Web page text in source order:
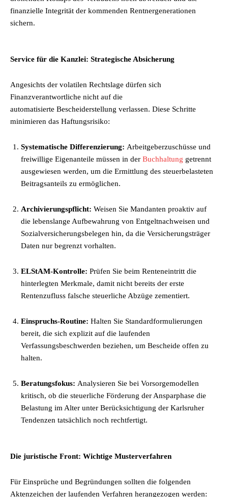
finanzielle Integrität der kommenden Rentnergenerationen
sichern.
Service für die Kanzlei: Strategische Absicherung
Angesichts der volatilen Rechtslage dürfen sich
Finanzverantwortliche nicht auf die
automatisierte Bescheiderstellung verlassen. Diese Schritte
minimieren das Haftungsrisiko:
Systematische Differenzierung: Arbeitgeberzuschüsse und
freiwillige Eigenanteile müssen in der Buchhaltung getrennt
ausgewiesen werden, um die Ermittlung des steuerbelasteten
Beitragsanteils zu ermöglichen.
Archivierungspflicht: Weisen Sie Mandanten proaktiv auf
die lebenslange Aufbewahrung von Entgeltnachweisen und
Sozialversicherungsbelegen hin, da die Versicherungsträger
Daten nur begrenzt vorhalten.
ELStAM-Kontrolle: Prüfen Sie beim Renteneintritt die
hinterlegten Merkmale, damit nicht bereits der erste
Rentenzufluss falsche steuerliche Abzüge zementiert.
Einspruchs-Routine: Halten Sie Standardformulierungen
bereit, die sich explizit auf die laufenden
Verfassungsbeschwerden beziehen, um Bescheide offen zu
halten.
Beratungsfokus: Analysieren Sie bei Vorsorgemodellen
kritisch, ob die steuerliche Förderung der Ansparphase die
Belastung im Alter unter Berücksichtigung der Karlsruher
Tendenzen tatsächlich noch rechtfertigt.
Die juristische Front: Wichtige Musterverfahren
Für Einsprüche und Begründungen sollten die folgenden
Aktenzeichen der laufenden Verfahren herangezogen werden: